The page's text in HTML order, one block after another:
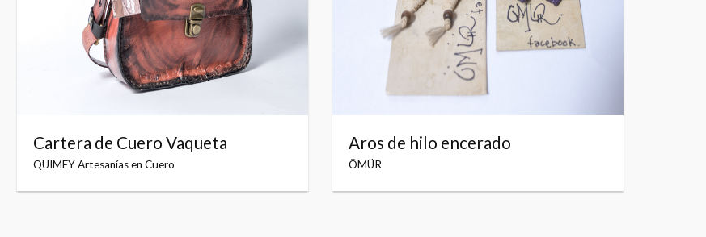
Cartera de Cuero Vaqueta
QUIMEY Artesanías en Cuero
Aros de hilo encerado
ÖMÜR